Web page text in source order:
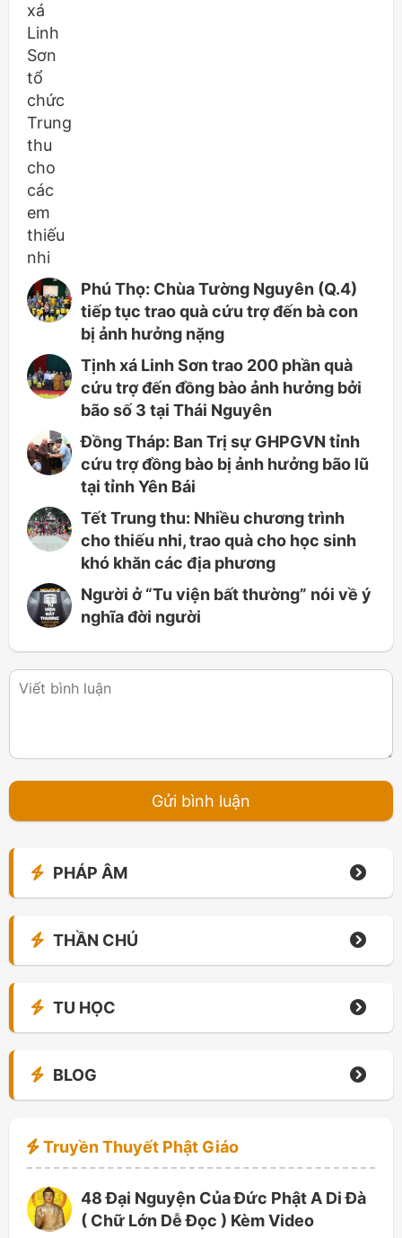
Phú Thọ: Chùa Tường Nguyên (Q.4)
tiếp tục trao quà cứu trợ đến bà con
bị ảnh hưởng nặng
Tịnh xá Linh Sơn trao 200 phần quà
cứu trợ đến đồng bào ảnh hưởng bởi
bão số 3 tại Thái Nguyên
Đồng Tháp: Ban Trị sự GHPGVN tỉnh
cứu trợ đồng bào bị ảnh hưởng bão lũ
tại tỉnh Yên Bái
Tết Trung thu: Nhiều chương trình
cho thiếu nhi, trao quà cho học sinh
khó khăn các địa phương
Người ở “Tu viện bất thường” nói về ý
nghĩa đời người
PHÁP ÂM
THẦN CHÚ
TU HỌC
BLOG
Truyền Thuyết Phật Giáo
48 Đại Nguyện Của Đức Phật A Di Đà
( Chữ Lớn Dễ Đọc ) Kèm Video